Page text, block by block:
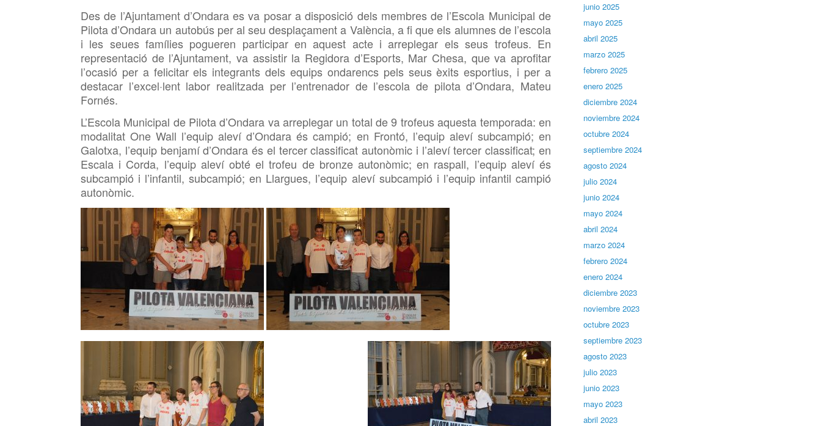
Des de l’Ajuntament d’Ondara es va posar a disposició dels membres de l’Escola Municipal de
Pilota d’Ondara un autobús per al seu desplaçament a València, a fi que els alumnes de l’escola
i les seues famílies pogueren participar en aquest acte i arreplegar els seus trofeus. En
representació de l’Ajuntament, va assistir la Regidora d’Esports, Mar Chesa, que va aprofitar
l’ocasió per a felicitar els integrants dels equips ondarencs pels seus èxits esportius, i per a
destacar l’excel·lent labor realitzada per l’entrenador de l’escola de pilota d’Ondara, Mateu
Fornés.
L’Escola Municipal de Pilota d’Ondara va arreplegar un total de 9 trofeus aquesta temporada: en
modalitat One Wall l’equip aleví d’Ondara és campió; en Frontó, l’equip aleví subcampió; en
Galotxa, l’equip benjamí d’Ondara és el tercer classificat autonòmic i l’aleví tercer classificat; en
Escala i Corda, l’equip aleví obté el trofeu de bronze autonòmic; en raspall, l’equip aleví és
subcampió i l’infantil, subcampió; en Llargues, l’equip aleví subcampió i l’equip infantil campió
autonòmic.
junio 2025
mayo 2025
abril 2025
marzo 2025
febrero 2025
enero 2025
diciembre 2024
noviembre 2024
octubre 2024
septiembre 2024
agosto 2024
julio 2024
junio 2024
mayo 2024
abril 2024
marzo 2024
febrero 2024
enero 2024
diciembre 2023
noviembre 2023
octubre 2023
septiembre 2023
agosto 2023
julio 2023
junio 2023
mayo 2023
abril 2023